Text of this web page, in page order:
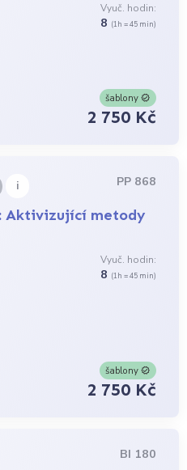
Vyuč. hodin:
8 (1h = 45 min)
šablony
2 750 Kč
i PP 868
Aktivizující metody
Vyuč. hodin:
8 (1h = 45 min)
šablony
2 750 Kč
BI 180